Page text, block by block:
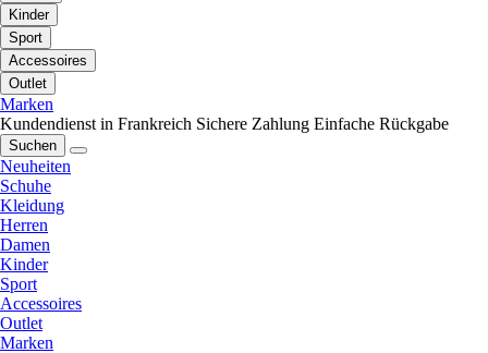
Kinder
Sport
Accessoires
Outlet
Marken
Kundendienst in Frankreich Sichere Zahlung Einfache Rückgabe
Suchen
Neuheiten
Schuhe
Kleidung
Herren
Damen
Kinder
Sport
Accessoires
Outlet
Marken